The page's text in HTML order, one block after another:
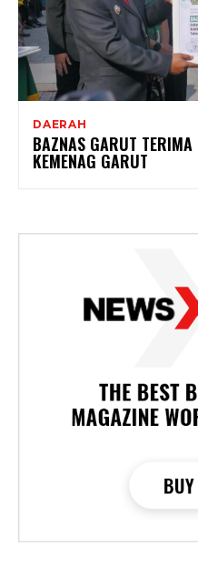
DAERAH
BAZNAS GARUT
KEMENAG GARUT